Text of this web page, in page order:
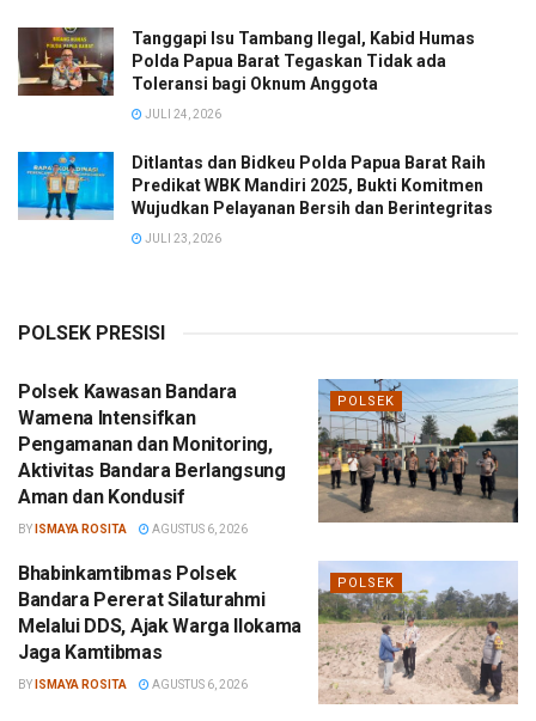
Tanggapi Isu Tambang Ilegal, Kabid Humas
Polda Papua Barat Tegaskan Tidak ada
Toleransi bagi Oknum Anggota
JULI 24, 2026
Ditlantas dan Bidkeu Polda Papua Barat Raih
Predikat WBK Mandiri 2025, Bukti Komitmen
Wujudkan Pelayanan Bersih dan Berintegritas
JULI 23, 2026
POLSEK PRESISI
POLSEK
Polsek Kawasan Bandara
Wamena Intensifkan
Pengamanan dan Monitoring,
Aktivitas Bandara Berlangsung
Aman dan Kondusif
BY ISMAYA ROSITA AGUSTUS 6, 2026
POLSEK
Bhabinkamtibmas Polsek
Bandara Pererat Silaturahmi
Melalui DDS, Ajak Warga Ilokama
Jaga Kamtibmas
BY ISMAYA ROSITA AGUSTUS 6, 2026